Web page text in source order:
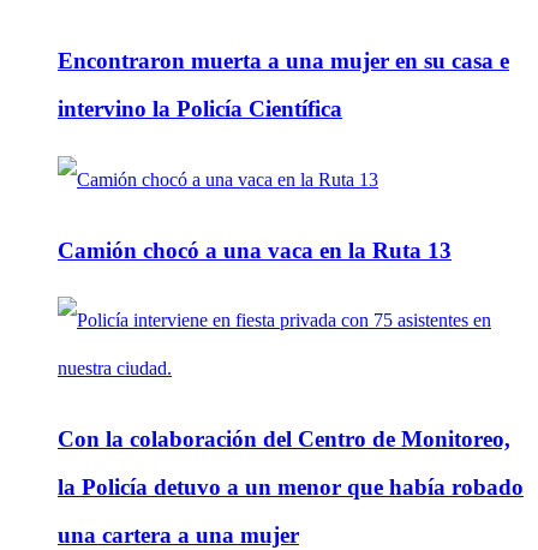
Encontraron muerta a una mujer en su casa e
intervino la Policía Científica
Camión chocó a una vaca en la Ruta 13
Con la colaboración del Centro de Monitoreo,
la Policía detuvo a un menor que había robado
una cartera a una mujer